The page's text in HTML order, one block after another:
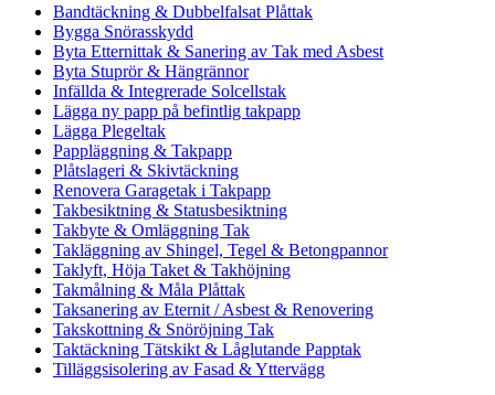
Bandtäckning & Dubbelfalsat Plåttak
Bygga Snörasskydd
Byta Etternittak & Sanering av Tak med Asbest
Byta Stuprör & Hängrännor
Infällda & Integrerade Solcellstak
Lägga ny papp på befintlig takpapp
Lägga Plegeltak
Pappläggning & Takpapp
Plåtslageri & Skivtäckning
Renovera Garagetak i Takpapp
Takbesiktning & Statusbesiktning
Takbyte & Omläggning Tak
Takläggning av Shingel, Tegel & Betongpannor
Taklyft, Höja Taket & Takhöjning
Takmålning & Måla Plåttak
Taksanering av Eternit / Asbest & Renovering
Takskottning & Snöröjning Tak
Taktäckning Tätskikt & Låglutande Papptak
Tilläggsisolering av Fasad & Yttervägg